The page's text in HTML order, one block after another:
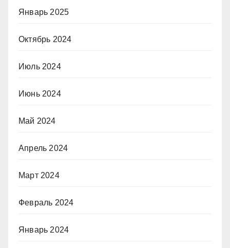
Январь 2025
Октябрь 2024
Июль 2024
Июнь 2024
Май 2024
Апрель 2024
Март 2024
Февраль 2024
Январь 2024